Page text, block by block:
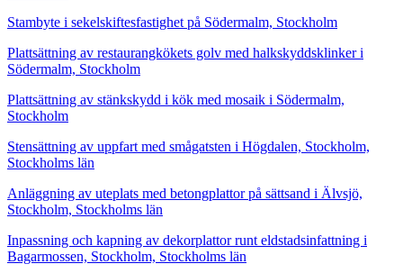
Stambyte i sekelskiftesfastighet på Södermalm, Stockholm
Plattsättning av restaurangkökets golv med halkskyddsklinker i
Södermalm, Stockholm
Plattsättning av stänkskydd i kök med mosaik i Södermalm,
Stockholm
Stensättning av uppfart med smågatsten i Högdalen, Stockholm,
Stockholms län
Anläggning av uteplats med betongplattor på sättsand i Älvsjö,
Stockholm, Stockholms län
Inpassning och kapning av dekorplattor runt eldstadsinfattning i
Bagarmossen, Stockholm, Stockholms län